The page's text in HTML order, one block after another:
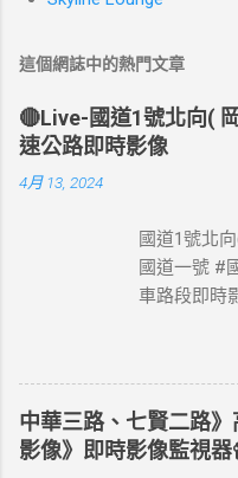
這個網誌中的熱門文章
🔴Live-國道1號北向(
速公路即時影像
4月 13, 2024
國道1號北
國道一號 #
車路段即時
#國道1號
高速公路即
以免塞車。
政府網站資
https://
中華三路、七賢二路
影像》即時影像監視器